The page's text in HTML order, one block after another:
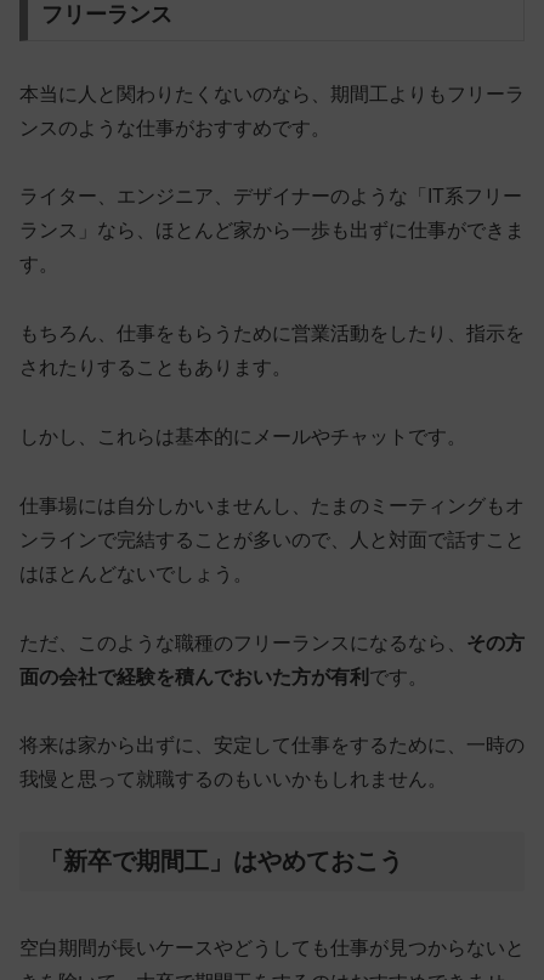
フリーランス
本当に人と関わりたくないのなら、期間工よりもフリーラ
ンスのような仕事がおすすめです。
ライター、エンジニア、デザイナーのような「IT系フリー
ランス」なら、 ほとんど家から一歩も出ずに仕事ができま
す。
もちろん、仕事をもらうために営業活動をしたり、指示を
されたりすることもあります。
しかし、これらは基本的にメールやチャットです。
仕事場には自分しかいませんし、たまのミーティングもオ
ンラインで完結することが多いので、人と対面で話すこと
はほとんどないでしょう。
ただ、このような職種のフリーランスになるなら、 その方
面の会社で経験を積んでおいた方が有利 です。
将来は家から出ずに、安定して仕事をするために、一時の
我慢と思って就職するのもいいかもしれません。
「新卒で期間工」はやめておこう
空白期間が長いケースやどうしても仕事が見つからないと